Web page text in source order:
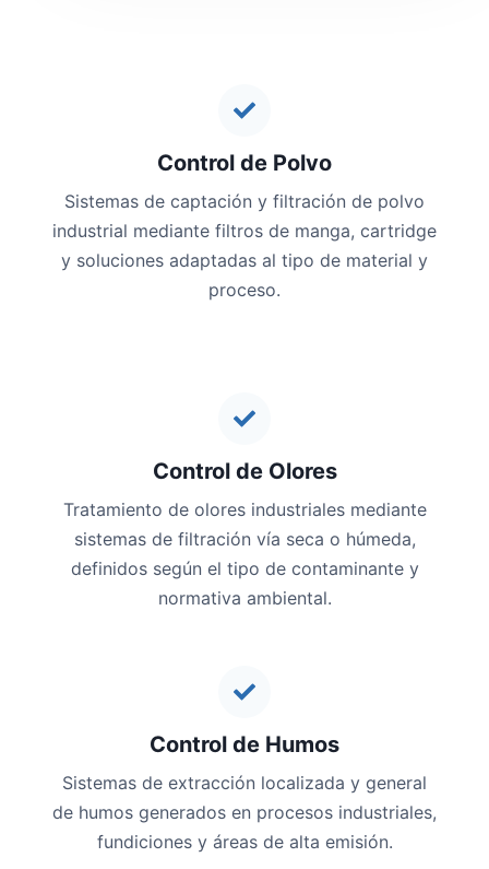
Control de Polvo
Sistemas de captación y filtración de polvo
industrial mediante filtros de manga, cartridge
y soluciones adaptadas al tipo de material y
proceso.
Control de Olores
Tratamiento de olores industriales mediante
sistemas de filtración vía seca o húmeda,
definidos según el tipo de contaminante y
normativa ambiental.
Control de Humos
Sistemas de extracción localizada y general
de humos generados en procesos industriales,
fundiciones y áreas de alta emisión.